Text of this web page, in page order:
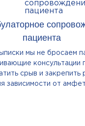
пациента
мы не бросаем
консультации
срыв и закрепить
зависимости от